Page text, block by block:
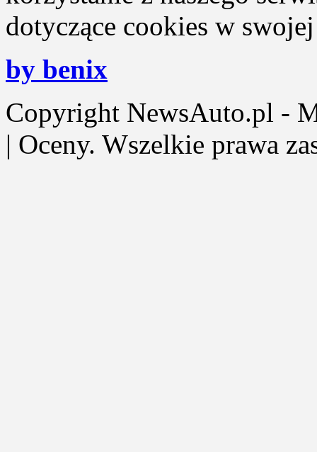
dotyczące cookies w
by benix
Copyright NewsAuto.pl -
| Oceny. Wszelkie prawa